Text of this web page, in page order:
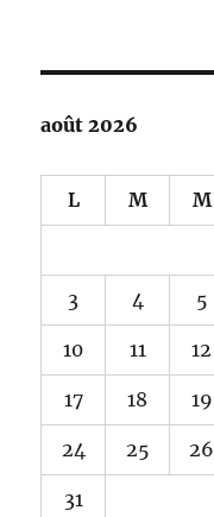
août 2026
L M M
3 4 5
10 11 12
17 18 19
24 25 26
31